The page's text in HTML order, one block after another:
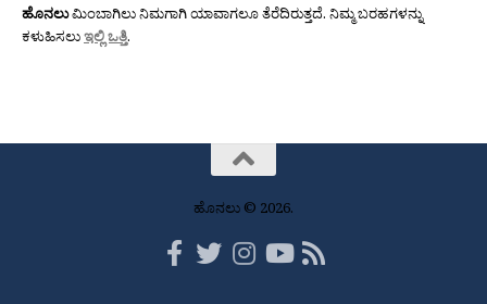
ಹೊನಲುಮಿಂಬಾಗಿಲು ನಿಮಗಾಗಿ ಯಾವಾಗಲೂ ತೆರೆದಿರುತ್ತದೆ. ನಿಮ್ಮ ಬರಹಗಳನ್ನು
ಕಳುಹಿಸಲುಇಲ್ಲಿ ಒತ್ತಿ.
ಹೊನಲು © 2026.